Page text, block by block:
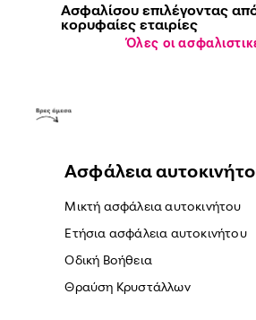
Ασφαλίσου επιλέγοντας
κορυφαίες εταιρίες
Όλες οι
Ασφάλεια
Μικτή ασφάλεια αυτοκινήτου
Ετήσια ασφάλεια αυτοκινήτου
Οδική Βοήθεια
Θραύση Κρυστάλλων